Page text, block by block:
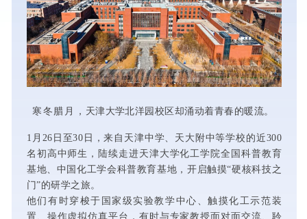
寒冬腊月 ，天津大学北洋园校区却涌动着青春的暖流。
1 月 26 日至30 日，来自 天津中学、 天大附中等学校的近300
名初高中师生，陆续走进天津大学化工学院全国科普教育
基地、中国化工学会科普教育基地 ，开启触摸“硬核科技之
门”的研学之旅。
他们有时穿梭于国家级实验教学中心、触摸化工示范装
置、操作虚拟仿真平台，有时与专家教授面对面交流、聆